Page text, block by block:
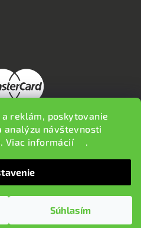
reklám, poskytovanie
analýzu návštevnosti
Viac informácií
.
Súhlasím
cookies
Shoptet